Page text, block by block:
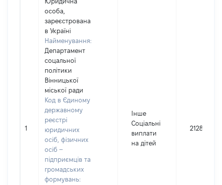
1
особа,
зареєстрована
в Україні
Найменування:
Департамент
соцальної
політики
Вінницької
міської ради
Код в Єдиному
державному
реєстрі
юридичних
осіб, фізичних
осіб –
підприємців та
громадських
формувань:
Інше
Соціальні
виплати
на дітей
21285